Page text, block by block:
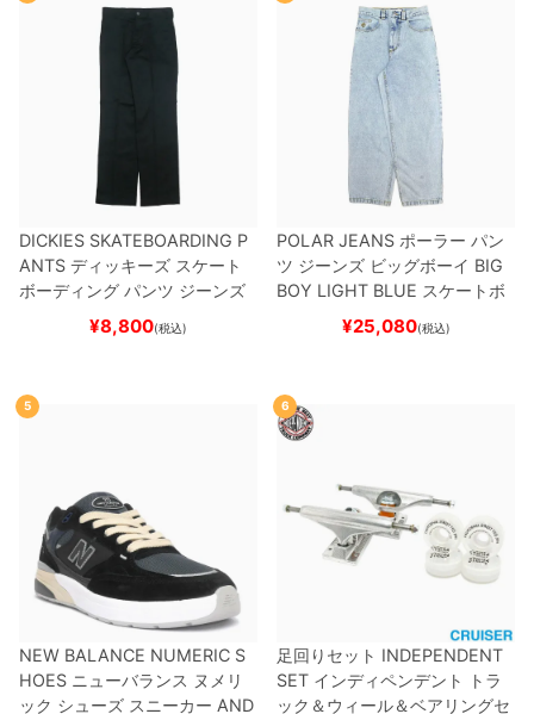
DICKIES SKATEBOARDING P
ANTS ディッキーズ スケート
ボーディング パンツ ジーンズ
SLIM FIT 30 LENGTH
スケートボード スケボー
¥8,800(税込)
POLAR JEANS ポーラー パン
ツ ジーンズ ビッグボーイ BIG
BOY LIGHT BLUE スケートボ
ード スケボー
¥25,080(税込)
5
NEW BALANCE NUMERIC S
HOES ニューバランス ヌメリ
ック シューズ スニーカー AND
6
足回りセット INDEPENDENT
SET インディペンデント
トラ
ック＆ウィール＆ベアリングセ